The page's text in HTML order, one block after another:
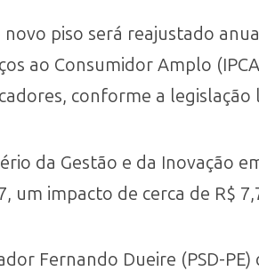
piso será reajustado
ao Consumidor Amplo
conforme a legislação
da Gestão e da Inovação
um impacto de cerca de R$
Fernando Dueire (PSD-